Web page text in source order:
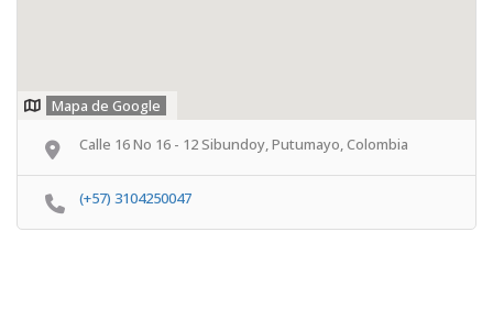
Mapa de Google
Calle 16 No 16 - 12 Sibundoy, Putumayo, Colombia
(+57) 3104250047